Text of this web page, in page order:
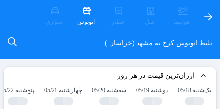
هواپیما هتل قطار اتوبوس سواری
بلیط اتوبوس کرج به مشهد (خراسان )
ارزان‌ترین قیمت در هر روز
یک‌شنبه 05/18 دوشنبه 05/19 سه‌شنبه 05/20 چهارشنبه 05/21 پنج‌شنبه 05/22